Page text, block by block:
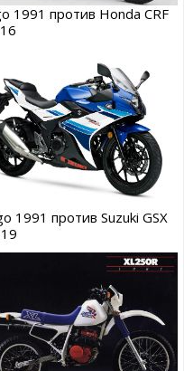
1991 против Honda CRF
1991 против Suzuki GSX